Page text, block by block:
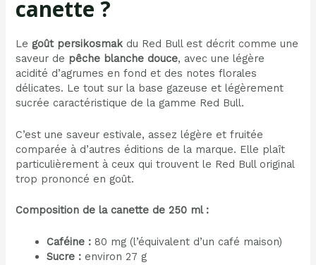
canette ?
Le goût persikosmak du Red Bull est décrit comme une
saveur de pêche blanche douce, avec une légère
acidité d’agrumes en fond et des notes florales
délicates. Le tout sur la base gazeuse et légèrement
sucrée caractéristique de la gamme Red Bull.
C’est une saveur estivale, assez légère et fruitée
comparée à d’autres éditions de la marque. Elle plaît
particulièrement à ceux qui trouvent le Red Bull original
trop prononcé en goût.
Composition de la canette de 250 ml :
Caféine : 80 mg (l’équivalent d’un café maison)
Sucre : environ 27 g